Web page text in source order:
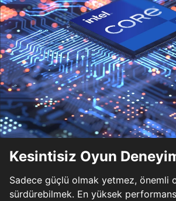
Kesintisiz Oyun
Sadece güçlü olmak yetmez, önemli
sürdürebilmek. En yüksek